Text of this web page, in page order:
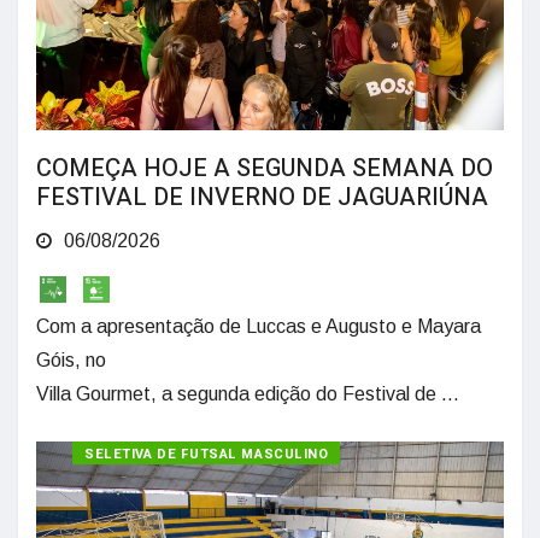
COMEÇA HOJE A SEGUNDA SEMANA DO
FESTIVAL DE INVERNO DE JAGUARIÚNA
06/08/2026
Com a apresentação de Luccas e Augusto e Mayara
Góis, no
Villa Gourmet, a segunda edição do Festival de ...
SELETIVA DE FUTSAL MASCULINO